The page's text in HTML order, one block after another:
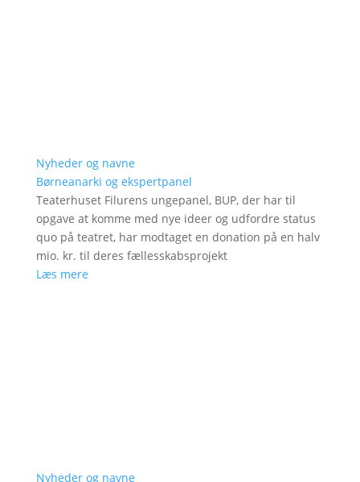
Nyheder og navne
Børneanarki og ekspertpanel
Teaterhuset Filurens ungepanel, BUP, der har til
opgave at komme med nye ideer og udfordre status
quo på teatret, har modtaget en donation på en halv
mio. kr. til deres fællesskabsprojekt
Læs mere
Nyheder og navne